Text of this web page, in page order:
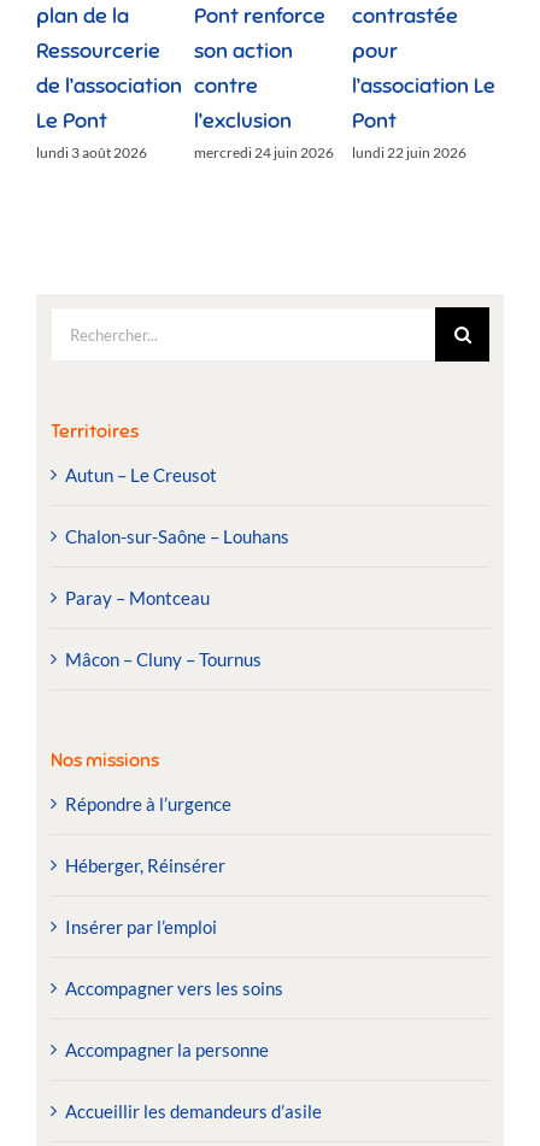
plan de la
Ressourcerie
de l’association
Le Pont
lundi 3 août 2026
Pont renforce
son action
contre
l’exclusion
mercredi 24 juin 2026
contrastée
pour
l’association Le
Pont
lundi 22 juin 2026
Rechercher:
Territoires
Autun – Le Creusot
Chalon-sur-Saône – Louhans
Paray – Montceau
Mâcon – Cluny – Tournus
Nos missions
Répondre à l’urgence
Héberger, Réinsérer
Insérer par l’emploi
Accompagner vers les soins
Accompagner la personne
Accueillir les demandeurs d’asile